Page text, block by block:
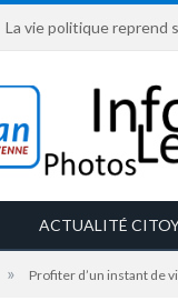
La vie politique reprend
ACTUALITÉ
» Profiter d’un instant de